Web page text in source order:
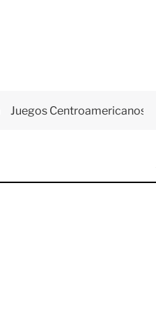
Juegos Centroamericanos